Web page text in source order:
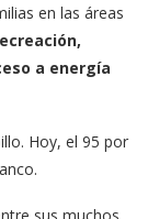
en las áreas
a energía
Hoy, el 95 por